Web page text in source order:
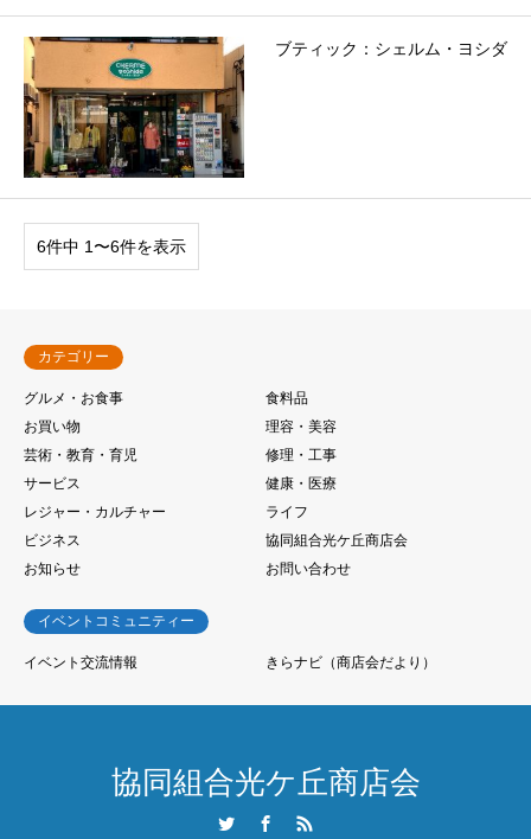
ブティック：シェルム・ヨシダ
6件中 1〜6件を表示
カテゴリー
グルメ・お食事
食料品
お買い物
理容・美容
芸術・教育・育児
修理・工事
サービス
健康・医療
レジャー・カルチャー
ライフ
ビジネス
協同組合光ケ丘商店会
お知らせ
お問い合わせ
イベントコミュニティー
イベント交流情報 きらナビ（商店会だより）
協同組合光ケ丘商店会